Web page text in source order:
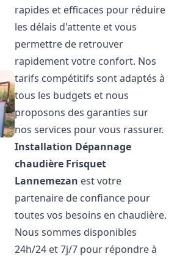
rapides et efficaces pour réduire
les délais d'attente et vous
permettre de retrouver
rapidement votre confort. Nos
tarifs compétitifs sont adaptés à
tous les budgets et nous
proposons des garanties sur
nos services pour vous rassurer.
Installation Dépannage
chaudière Frisquet
Lannemezan est votre
partenaire de confiance pour
toutes vos besoins en chaudière.
Nous sommes disponibles
24h/24 et 7j/7 pour répondre à